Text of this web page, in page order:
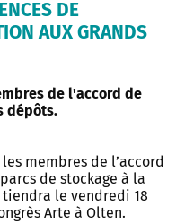
DE
AUX GRANDS
de l'accord de
dépôts.
membres de l’accord
de stockage à la
tiendra le vendredi 18
Arte à Olten.